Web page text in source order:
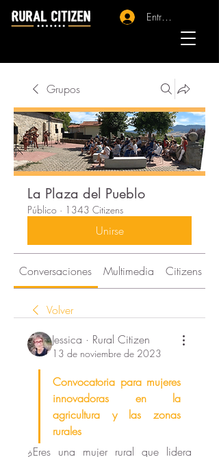
Entrar - Registro
Grupos
La Plaza del Pueblo
Público · 1343 Citizens
Unirse
Conversaciones Multimedia Citizens
Volver
Jessica · Rural Citizen
13 de noviembre de 2023
Convocatoria para mujeres
innovadoras en la
agricultura y las zonas
rurales
¿Eres una mujer rural que lidera